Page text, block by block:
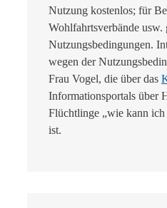
Nutzung kostenlos; für
Wohlfahrtsverbände usw.
Nutzungsbedingungen.
wegen der
Frau Vogel, die über das
Informationsportals über
Flüchtlinge „wie kann ich
ist.